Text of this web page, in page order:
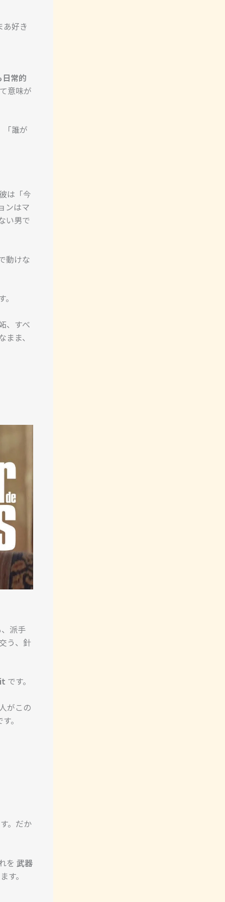
好き
常的
意味が
「誰が
は「今
ンはマ
い男で
動けな
、すべ
ま、
派手
う、針
です。
がこの
。
。だか
を 武器
す。